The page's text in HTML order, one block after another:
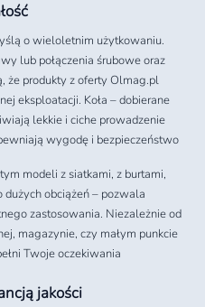
o wieloletnim użytkowaniu.
lub połączenia śrubowe oraz
że produkty z oferty Olmag.pl
eksploatacji. Koła – dobierane
lekkie i ciche prowadzenie
wygodę i bezpieczeństwo
modeli z siatkami, z burtami,
dużych obciążeń – pozwala
zastosowania. Niezależnie od
magazynie, czy małym punkcie
Twoje oczekiwania
jakości